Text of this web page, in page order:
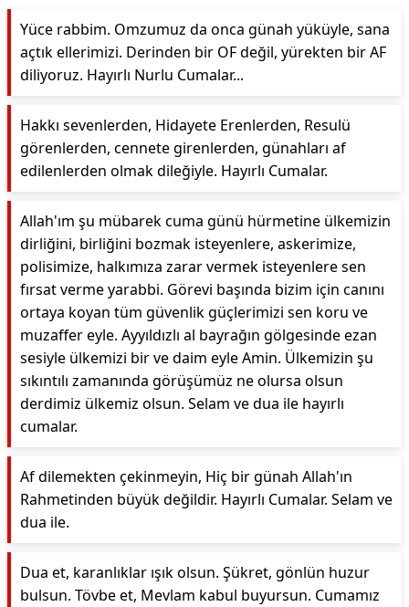
Yüce rabbim. Omzumuz da onca günah yüküyle, sana
açtık ellerimizi. Derinden bir OF değil, yürekten bir AF
diliyoruz. Hayırlı Nurlu Cumalar...
Hakkı sevenlerden, Hidayete Erenlerden, Resulü
görenlerden, cennete girenlerden, günahları af
edilenlerden olmak dileğiyle. Hayırlı Cumalar.
Allah'ım şu mübarek cuma günü hürmetine ülkemizin
dirliğini, birliğini bozmak isteyenlere, askerimize,
polisimize, halkımıza zarar vermek isteyenlere sen
fırsat verme yarabbi. Görevi başında bizim için canını
ortaya koyan tüm güvenlik güçlerimizi sen koru ve
muzaffer eyle. Ayyıldızlı al bayrağın gölgesinde ezan
sesiyle ülkemizi bir ve daim eyle Amin. Ülkemizin şu
sıkıntılı zamanında görüşümüz ne olursa olsun
derdimiz ülkemiz olsun. Selam ve dua ile hayırlı
cumalar.
Af dilemekten çekinmeyin, Hiç bir günah Allah'ın
Rahmetinden büyük değildir. Hayırlı Cumalar. Selam ve
dua ile.
Dua et, karanlıklar ışık olsun. Şükret, gönlün huzur
bulsun. Tövbe et, Mevlam kabul buyursun. Cumamız